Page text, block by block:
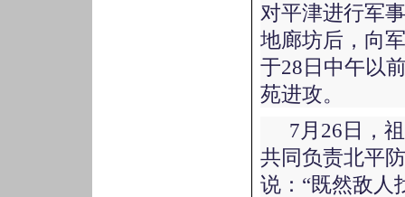
对平津进行军
地廊坊后，向
于28日中午以
苑进攻。
7月26日，
共同负责北平
说：“既然敌人